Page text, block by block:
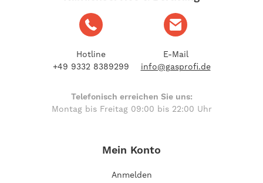
Hotline
+49 9332 8389299
E-Mail
info@gasprofi.de
Telefonisch erreichen Sie uns:
Montag bis Freitag 09:00 bis 22:00 Uhr
Mein Konto
Anmelden